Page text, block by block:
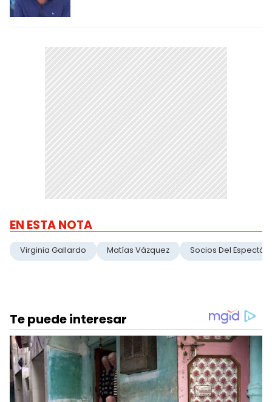
EN ESTA NOTA
Virginia Gallardo Matías Vázquez Socios Del